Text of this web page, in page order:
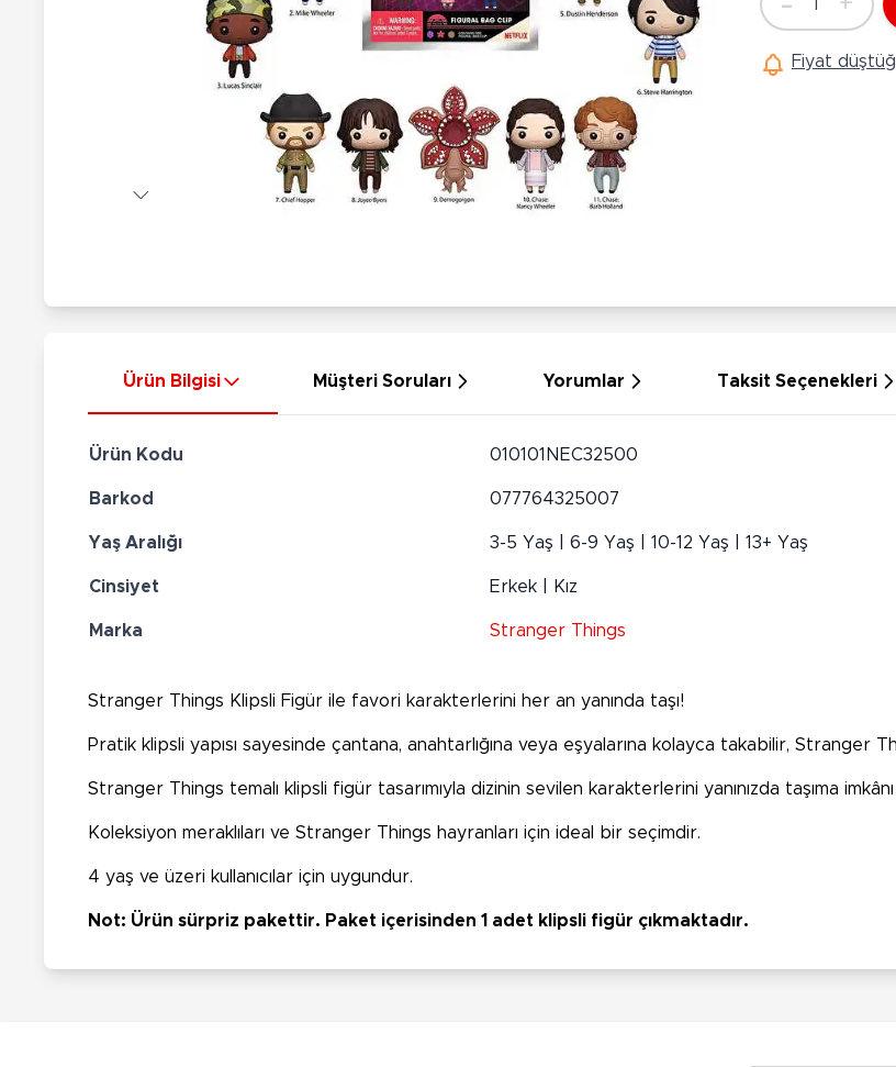
Kılıç Setleri
Ok Setleri
Hobi Oyuncakları
Sihirbazlık Setleri
Puzzlelar
Çeşitli Eğlence Oyuncakları
El İşi Setleri
Bebek Araç Gereçleri
Adet
1
Fiyat
Ürün Bilgisi Müşteri Soruları Yorumlar Taksit Seçenekleri
Ürün Kodu 010101NEC32500
Barkod 077764325007
Yaş Aralığı 3-5 Yaş | 6-9 Yaş | 10-12 Yaş | 13+ Yaş
Cinsiyet Erkek | Kız
Marka Stranger Things
Stranger Things Klipsli Figür ile favori karakterlerini her an yanında taşı!
Pratik klipsli yapısı sayesinde çantana, anahtarlığına veya eşyalarına kolayca takabilir, Stranger
Stranger Things temalı klipsli figür tasarımıyla dizinin sevilen karakterlerini yanınızda taşıma
Koleksiyon meraklıları ve Stranger Things hayranları için ideal bir seçimdir.
4 yaş ve üzeri kullanıcılar için uygundur.
Not: Ürün sürpriz pakettir. Paket içerisinden 1 adet klipsli figür çıkmaktadır.